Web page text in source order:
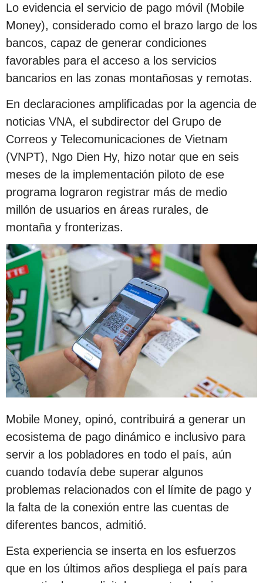
Lo evidencia el servicio de pago móvil (Mobile
Money), considerado como el brazo largo de los
bancos, capaz de generar condiciones
favorables para el acceso a los servicios
bancarios en las zonas montañosas y remotas.
En declaraciones amplificadas por la agencia de
noticias VNA, el subdirector del Grupo de
Correos y Telecomunicaciones de Vietnam
(VNPT), Ngo Dien Hy, hizo notar que en seis
meses de la implementación piloto de ese
programa lograron registrar más de medio
millón de usuarios en áreas rurales, de
montaña y fronterizas.
Mobile Money, opinó, contribuirá a generar un
ecosistema de pago dinámico e inclusivo para
servir a los pobladores en todo el país, aún
cuando todavía debe superar algunos
problemas relacionados con el límite de pago y
la falta de la conexión entre las cuentas de
diferentes bancos, admitió.
Esta experiencia se inserta en los esfuerzos
que en los últimos años despliega el país para